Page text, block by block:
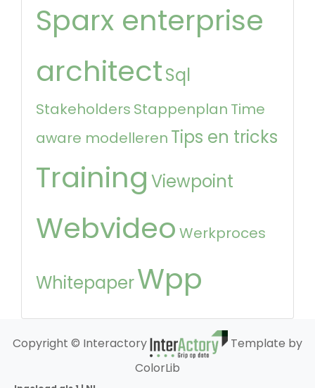
Sparx enterprise
architectSql
Stakeholders Stappenplan Time
aware modelleren Tips en tricks
Training Viewpoint
Webvideo Werkproces
WhitepaperWpp
Copyright © Interactory
Template by
ColorLib